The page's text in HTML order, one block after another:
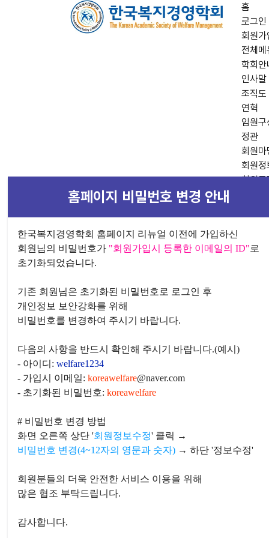
홈
로그인
회원가
전체메
학회안
인사말
조직도
연혁
임원구
정관
회원마
회원정
회원동
논문투고
개인
이메
아이디
학술
홈페이지 비밀번호 변경 안내
한국복지경영학회 홈페이지 리뉴얼 이전에 가입하신
회원님의 비밀번호가 "회원가입시 등록한 이메일의 ID" 로
초기화되었습니다.
기존 회원님은 초기화된 비밀번호로 로그인 후
개인정보 보안강화를 위해
비밀번호를 변경하여 주시기 바랍니다.
다음의 사항을 반드시 확인해 주시기 바랍니다.(예시)
- 아이디:welfare1234
- 가입시 이메일:koreawelfare@naver.com
- 초기화된 비밀번호:koreawelfare
# 비밀번호 변경 방법
화면 오른쪽 상단 '회원정보수정' 클릭 →
비밀번호 변경(4~12자의 영문과 숫자) → 하단 '정보수정'
회원분들의 더욱 안전한 서비스 이용을 위해
많은 협조 부탁드립니다.
감사합니다.